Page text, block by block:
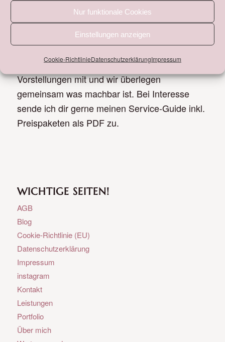
Nur funktionale Cookies
Einstellungen anzeigen
Cookie-RichtlinieDatenschutzerklärungImpressum
WICHTIGE FRAGE!
Wie teuer ist die Erstberatung?
Die Erstberatung ist für dich in jedem Fall
kostenlos. Teile mir deine Wünsche und
Vorstellungen mit und wir überlegen
gemeinsam was machbar ist. Bei Interesse
sende ich dir gerne meinen Service-Guide inkl.
Preispaketen als PDF zu.
WICHTIGE SEITEN!
AGB
Blog
Cookie-Richtlinie (EU)
Datenschutzerklärung
Impressum
instagram
Kontakt
Leistungen
Portfolio
Über mich